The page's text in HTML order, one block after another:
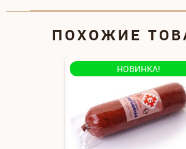
ПОХОЖИЕ
НОВИНКА!